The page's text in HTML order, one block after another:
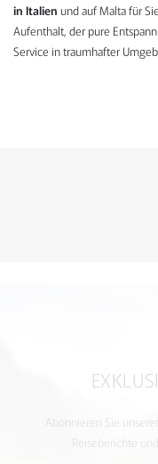
in Italien und auf Malta für
Aufenthalt, der pure
Service in traumhafter
Abonnieren Sie
Reiseberichte